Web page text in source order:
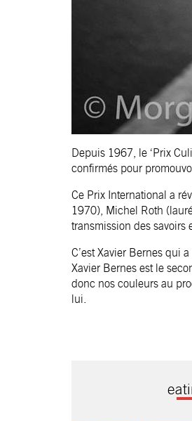
Depuis 1967, le ‘Prix
confirmés pour
Ce Prix International a
1970), Michel Roth
transmission des savoirs
C’est Xavier Bernes qui
Xavier Bernes est le
donc nos couleurs au
lui.